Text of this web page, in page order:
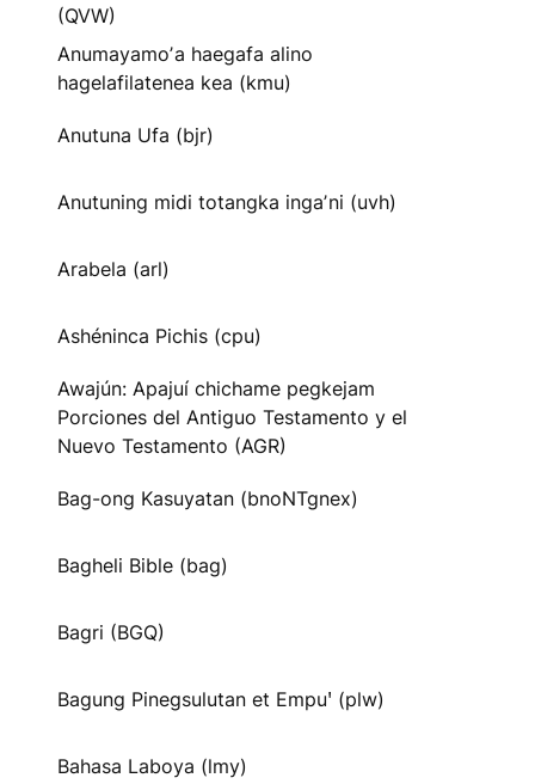
(QVW)
Anumayamoʼa haegafa alino
hagelafilatenea kea (kmu)
Anutuna Ufa (bjr)
Anutuning midi totangka ingaʼni (uvh)
Arabela (arl)
Ashéninca Pichis (cpu)
Awajún: Apajuí chichame pegkejam
Porciones del Antiguo Testamento y el
Nuevo Testamento (AGR)
Bag-ong Kasuyatan (bnoNTgnex)
Bagheli Bible (bag)
Bagri (BGQ)
Bagung Pinegsulutan et Empuꞌ (plw)
Bahasa Laboya (lmy)